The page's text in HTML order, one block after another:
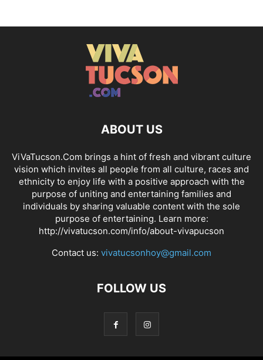
ABOUT US
ViVaTucson.Com brings a hint of fresh and vibrant culture
vision which invites all people from all culture, races and
ethnicity to enjoy life with a positive approach with the
purpose of uniting and entertaining families and
individuals by sharing valuable content with the sole
purpose of entertaining. Learn more:
http://vivatucson.com/info/about-vivapucson
Contact us: vivatucsonhoy@gmail.com
FOLLOW US